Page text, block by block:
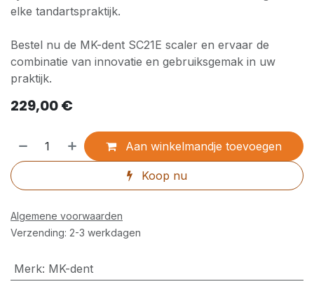
elke tandartspraktijk.
Bestel nu de MK-dent SC21E scaler en ervaar de
combinatie van innovatie en gebruiksgemak in uw
praktijk.
229,00€
Aan winkelmandje toevoegen
Koop nu
Algemene voorwaarden
Verzending: 2-3 werkdagen
Merk: MK-dent